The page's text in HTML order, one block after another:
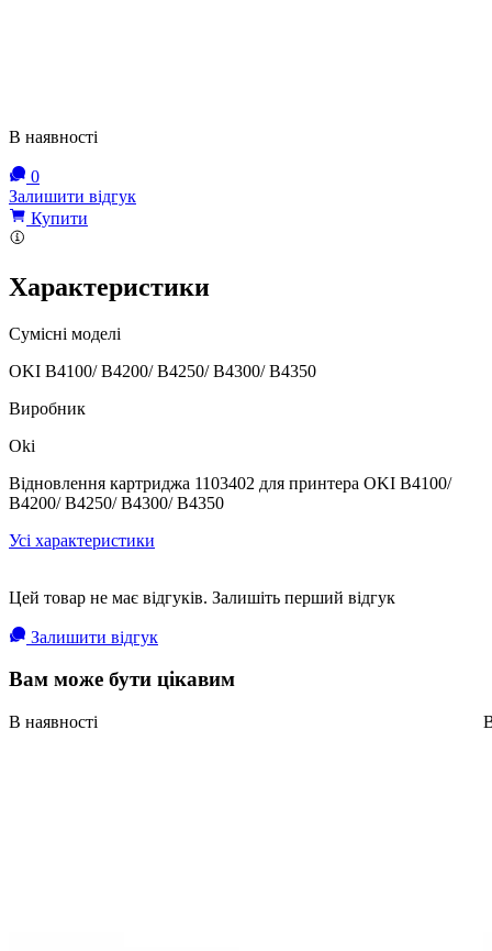
В наявності
0
Залишити відгук
Купити
Характеристики
Сумісні моделі
OKI B4100/ B4200/ B4250/ B4300/ B4350
Виробник
Oki
Відновлення картриджа 1103402 для принтера OKI B4100/
B4200/ B4250/ B4300/ B4350
Усі характеристики
Цей товар не має відгуків. Залишіть перший відгук
Залишити відгук
Вам може бути цікавим
В наявності